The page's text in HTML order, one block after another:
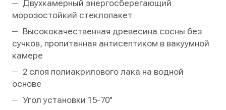
Двухкамерный энергосберегающий
морозостойкий стеклопакет
Высококачественная древесина сосны без
сучков, пропитанная антисептиком в вакуумной
камере
2 слоя полиакрилового лака на водной
основе
Угол установки 15-70°